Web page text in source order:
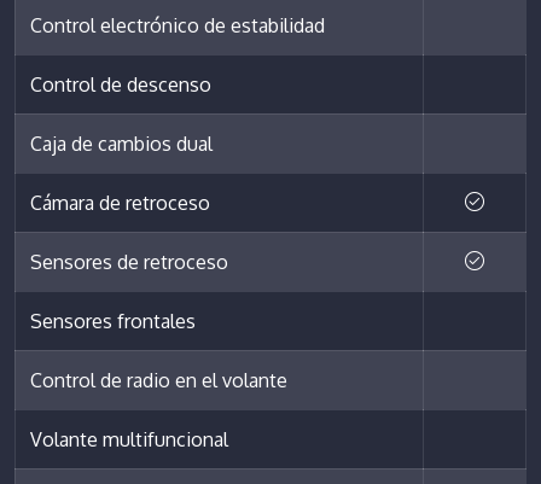
Control electrónico de estabilidad
Control de descenso
Caja de cambios dual
Cámara de retroceso
Sensores de retroceso
Sensores frontales
Control de radio en el volante
Volante multifuncional